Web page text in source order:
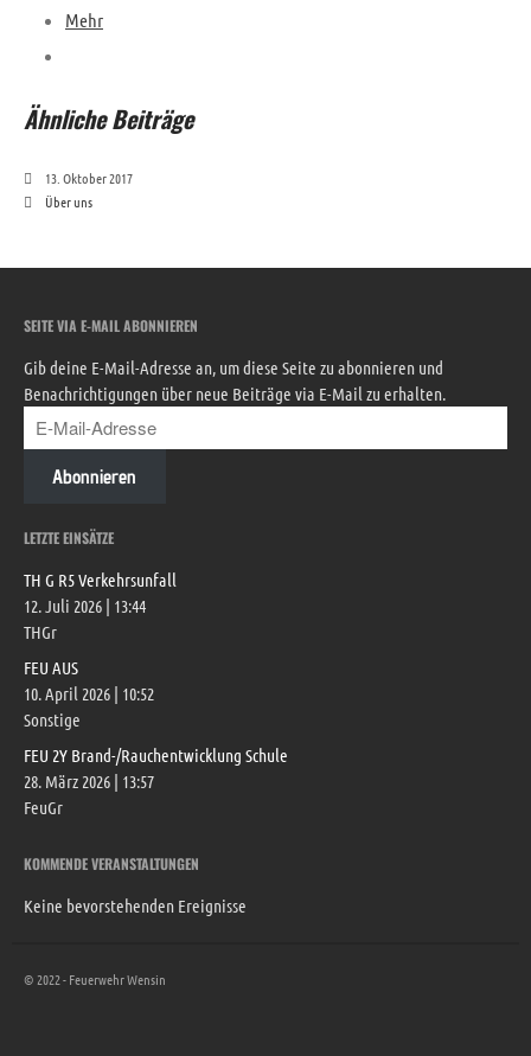
Mehr
Ähnliche Beiträge
13. Oktober 2017
Über uns
SEITE VIA E-MAIL ABONNIEREN
Gib deine E-Mail-Adresse an, um diese Seite zu abonnieren und
Benachrichtigungen über neue Beiträge via E-Mail zu erhalten.
Abonnieren
LETZTE EINSÄTZE
TH G R5 Verkehrsunfall
12. Juli 2026 | 13:44
THGr
FEU AUS
10. April 2026 | 10:52
Sonstige
FEU 2Y Brand-/Rauchentwicklung Schule
28. März 2026 | 13:57
FeuGr
KOMMENDE VERANSTALTUNGEN
Keine bevorstehenden Ereignisse
© 2022 - Feuerwehr Wensin